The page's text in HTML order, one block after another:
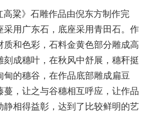
高粱》石雕作品由倪东方制作完
采用广东石，底座采用青田石。作
质和色彩，石料金黄色部分雕成高
刻成穗叶，在秋风中舒展，穗秆挺
甸的穗谷，在作品底部雕成扁豆
蔓，让之与谷穗相互呼应，让作品
静相得益彰，达到了比较鲜明的艺